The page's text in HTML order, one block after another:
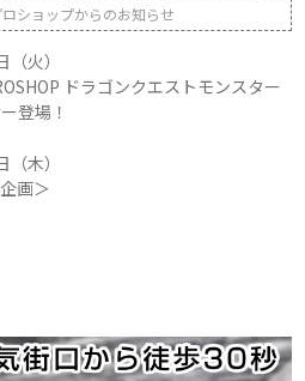
ショップからのお知らせ
火）
ドラゴンクエストモンスター
登場！
木）
画＞